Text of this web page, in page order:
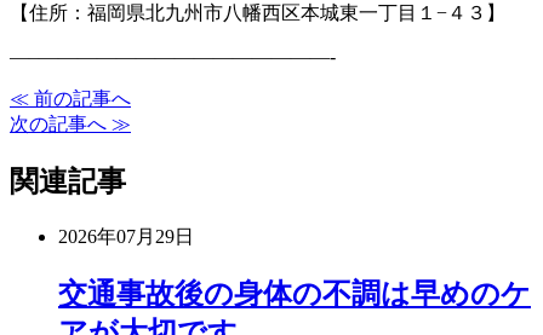
【住所：福岡県北九州市八幡西区本城東一丁目１−４３】
—–———————————————-
≪ 前の記事へ
次の記事へ ≫
関連記事
2026年07月29日
交通事故後の身体の不調は早めのケ